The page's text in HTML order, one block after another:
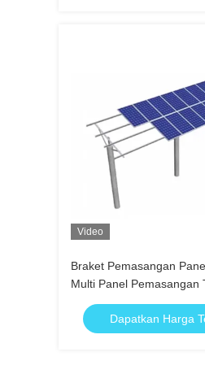
Video
Braket Pemasangan
Multi Panel Pemasangan
dengan Komponen Baja
Aluminium untuk Proyek
Dapatkan Harga